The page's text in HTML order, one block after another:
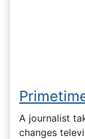
A journalist
changes